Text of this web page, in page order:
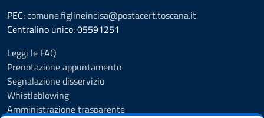
PEC:comune.figlineincisa@postacert.toscana.it
Centralino unico: 05591251
Leggi le FAQ
Prenotazione appuntamento
Segnalazione disservizio
Whistleblowing
Amministrazione trasparente